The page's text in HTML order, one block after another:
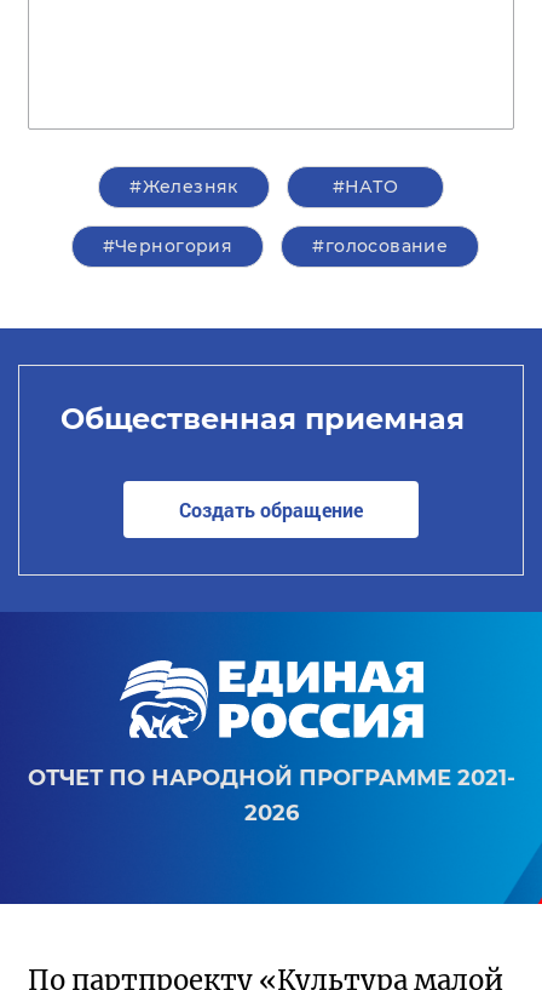
#Железняк #НАТО
#Черногория #голосование
Общественная приемная
Создать обращение
ОТЧЕТ ПО НАРОДНОЙ ПРОГРАММЕ 2021-
2026
По партпроекту «Культура малой